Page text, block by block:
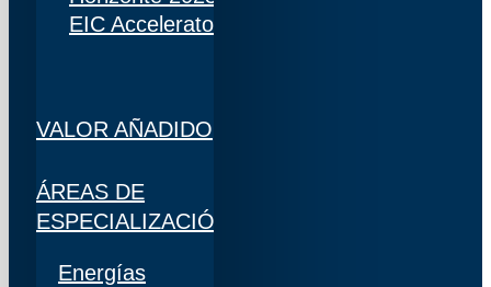
EIC Accelerator
VALOR AÑADIDO
ÁREAS DE
ESPECIALIZACIÓN
Energías